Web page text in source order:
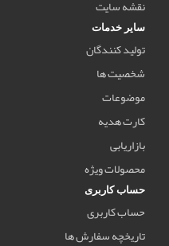
نقشه سایت
سایر خدمات
تولید کنندگان
شخصیت ها
موضوعات
کارت هدیه
بازاریابی
محصولات ویژه
حساب کاربری
حساب کاربری
تاریخچه سفارش ها